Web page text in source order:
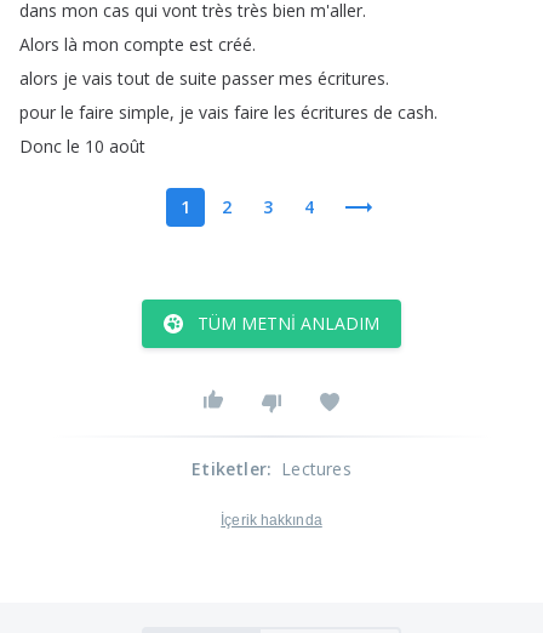
dans mon cas qui vont très très bien m'aller.
Alors là mon compte est créé.
alors je vais tout de suite passer mes écritures.
pour le faire simple, je vais faire les écritures de cash.
Donc le 10 août
1 2 3 4
TÜM METNI ANLADIM
Etiketler: Lectures
İçerik hakkında